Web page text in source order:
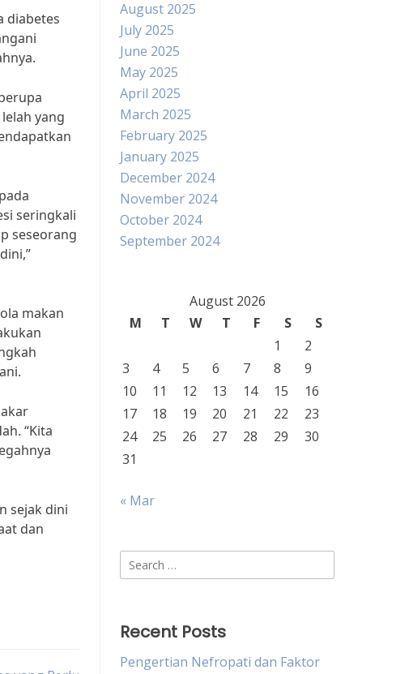
diabetes
yang
seringkali
seseorang
makan
“Kita
sejak dini
dan
August 2025
July 2025
June 2025
May 2025
April 2025
March 2025
February 2025
January 2025
December 2024
November 2024
October 2024
September 2024
August 2026
M
T W T F S
S
1
2
3
4 5 6 7 8
9
10
11 12 13 14 15
16
17
18 19 20 21 22
23
24
25 26 27 28 29
30
31
« Mar
Search
for:
Recent Posts
Pengertian Nefropati dan Faktor